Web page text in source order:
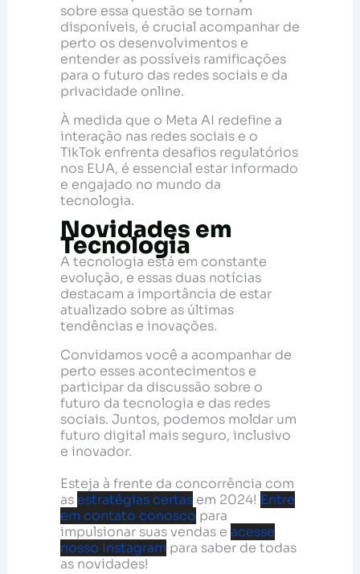
sobre essa questão se tornam
disponíveis, é crucial acompanhar de
perto os desenvolvimentos e
entender as possíveis ramificações
para o futuro das redes sociais e da
privacidade online.
À medida que o Meta AI redefine a
interação nas redes sociais e o
TikTok enfrenta desafios regulatórios
nos EUA, é essencial estar informado
e engajado no mundo da
tecnologia.
Novidades em
Tecnologia
A tecnologia está em constante
evolução, e essas duas notícias
destacam a importância de estar
atualizado sobre as últimas
tendências e inovações.
Convidamos você a acompanhar de
perto esses acontecimentos e
participar da discussão sobre o
futuro da tecnologia e das redes
sociais. Juntos, podemos moldar um
futuro digital mais seguro, inclusivo
e inovador.
Esteja à frente da concorrência com
as estratégias certasem 2024! Entre
em contato conosco para
impulsionar suas vendas e acesse
nosso Instagram para saber de todas
as novidades!